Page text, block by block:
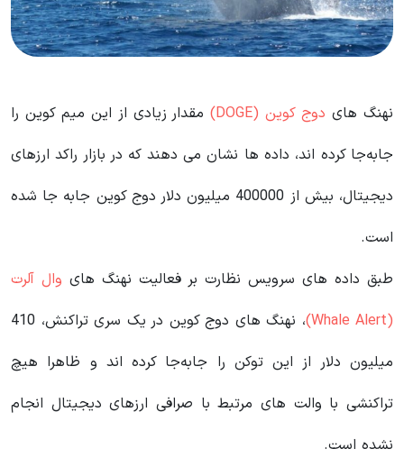
نهنگ‌ های دوج کوین (DOGE)
مقدار زیادی از این میم کوین را
جابه‌جا کرده‌ اند، داده ها نشان می دهند که در بازار راکد ارزهای
دیجیتال، بیش از 400000 میلیون دلار دوج کوین جابه جا شده
است.
طبق داده‌ های سرویس نظارت بر فعالیت نهنگ‌ های وال آلرت
(Whale Alert)
، نهنگ‌ های دوج کوین در یک سری تراکنش‌، 410
میلیون دلار از این توکن را جابه‌جا کرده‌ اند و ظاهرا هیچ
تراکنشی با والت های مرتبط با صرافی ارزهای دیجیتال انجام
نشده است.